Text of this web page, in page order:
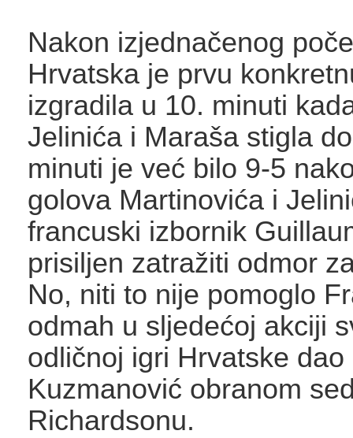
Nakon izjednačenog
Hrvatska je prvu
izgradila u 10. minuti
Jelinića i Maraša stigla
minuti je već bilo 9-5
golova Martinovića i
francuski izbornik
prisiljen zatražiti odmor
No, niti to nije pomoglo
odmah u sljedećoj akciji
odličnoj igri Hrvatske dao
Kuzmanović obranom
Richardsonu.